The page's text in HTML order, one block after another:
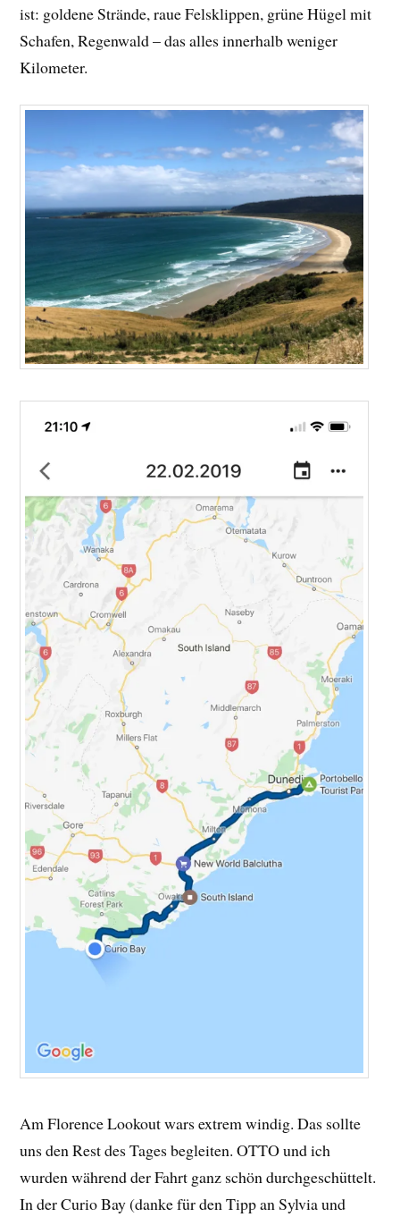
ist: goldene Strände, raue Felsklippen, grüne Hügel mit
Schafen, Regenwald – das alles innerhalb weniger
Kilometer.
Am Florence Lookout wars extrem windig. Das sollte
uns den Rest des Tages begleiten. OTTO und ich
wurden während der Fahrt ganz schön durchgeschüttelt.
In der Curio Bay (danke für den Tipp an Sylvia und